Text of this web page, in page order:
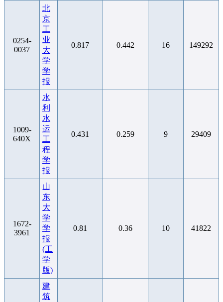
0254-
0037
北
京
工
业
大
学
学
报
0.817 0.442 16 149292
1009-
640X
水
利
水
运
工
程
学
报
0.431 0.259 9 29409
1672-
3961
山
东
大
学
学
报
(工
学
版)
0.81 0.36 10 41822
建
筑